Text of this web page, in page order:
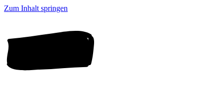
Zum Inhalt springen